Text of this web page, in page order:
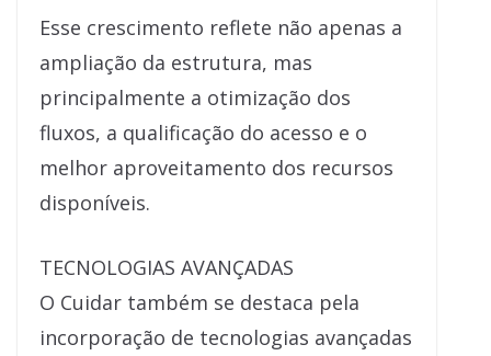
Esse crescimento reflete não apenas a
ampliação da estrutura, mas
principalmente a otimização dos
fluxos, a qualificação do acesso e o
melhor aproveitamento dos recursos
disponíveis.
TECNOLOGIAS AVANÇADAS
O Cuidar também se destaca pela
incorporação de tecnologias avançadas